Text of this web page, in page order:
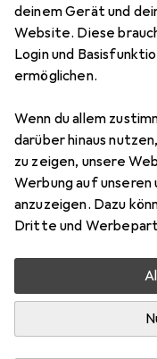
deinem Gerät und
Website. Diese
Login und
ermöglichen.
Wenn du allem
darüber hinaus
zu zeigen, unsere
Werbung auf
anzuzeigen. Dazu
Dritte und
Dipos
EUR
12,–
214
Bewertungen
Mehr als 10
Lieferort